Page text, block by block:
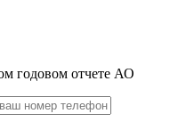
годовом отчете АО